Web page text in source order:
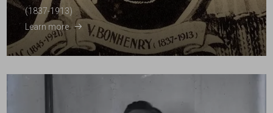
(1837-1913)
Learn more